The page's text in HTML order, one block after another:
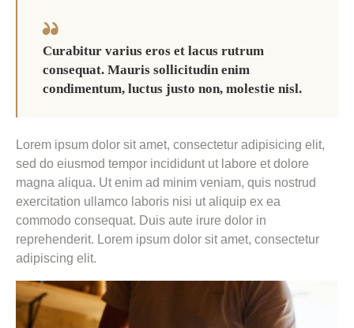
Curabitur varius eros et lacus rutrum
consequat. Mauris sollicitudin enim
condimentum, luctus justo non, molestie nisl.
Lorem ipsum dolor sit amet, consectetur adipisicing elit,
sed do eiusmod tempor incididunt ut labore et dolore
magna aliqua. Ut enim ad minim veniam, quis nostrud
exercitation ullamco laboris nisi ut aliquip ex ea
commodo consequat. Duis aute irure dolor in
reprehenderit. Lorem ipsum dolor sit amet, consectetur
adipiscing elit.